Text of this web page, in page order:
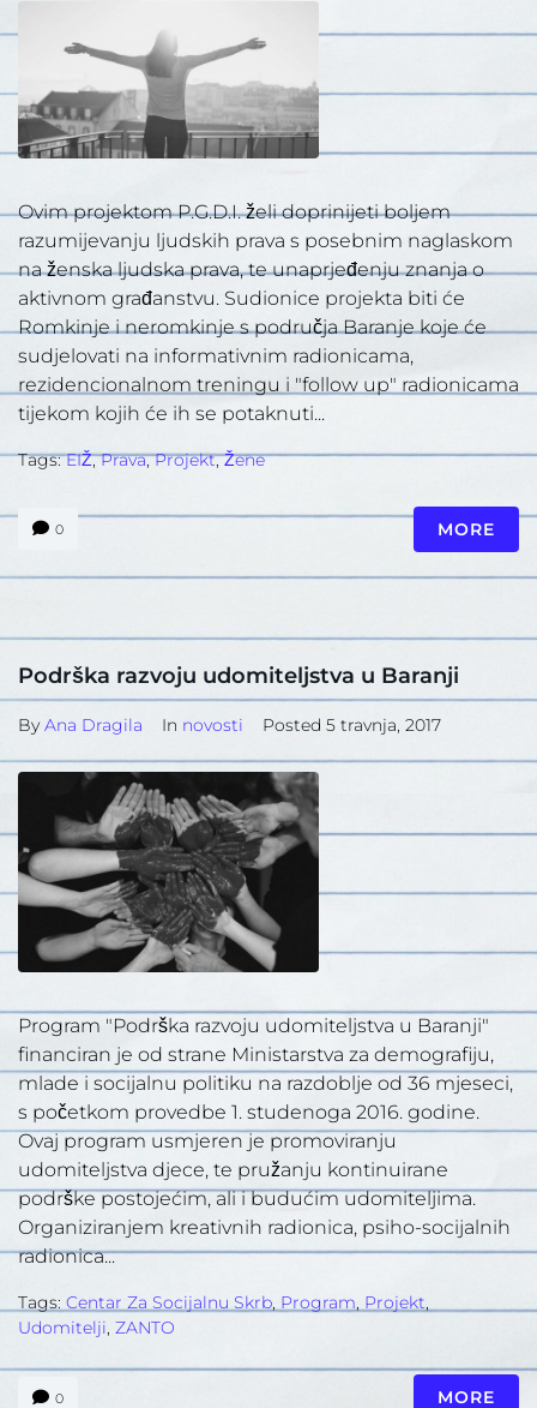
Ovim projektom P.G.D.I. želi doprinijeti boljem
razumijevanju ljudskih prava s posebnim naglaskom
na ženska ljudska prava, te unaprjeđenju znanja o
aktivnom građanstvu. Sudionice projekta biti će
Romkinje i neromkinje s područja Baranje koje će
sudjelovati na informativnim radionicama,
rezidencionalnom treningu i "follow up" radionicama
tijekom kojih će ih se potaknuti...
Tags:EIŽ,Prava,Projekt,Žene
0 MORE
Podrška razvoju udomiteljstva u Baranji
By Ana Dragila In novosti Posted 5 travnja, 2017
Program "Podrška razvoju udomiteljstva u Baranji"
financiran je od strane Ministarstva za demografiju,
mlade i socijalnu politiku na razdoblje od 36 mjeseci,
s početkom provedbe 1. studenoga 2016. godine.
Ovaj program usmjeren je promoviranju
udomiteljstva djece, te pružanju kontinuirane
podrške postojećim, ali i budućim udomiteljima.
Organiziranjem kreativnih radionica, psiho-socijalnih
radionica...
Tags: Centar Za Socijalnu Skrb, Program, Projekt,
Udomitelji, ZANTO
0 MORE